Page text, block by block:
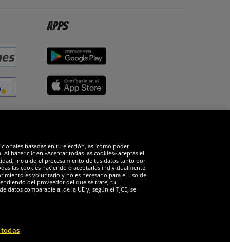
Apps
basadas en tu elección, así como poder
hacer clic en «Aceptar todas las cookies» aceptas el
incluido el procesamiento de tus datos tanto por
las cookies haciendo o aceptarlas individualmente
es voluntario y no es necesario para el uso de
del proveedor del que se trate, tu
comparable al de la UE y, según el TJCE, se
todas